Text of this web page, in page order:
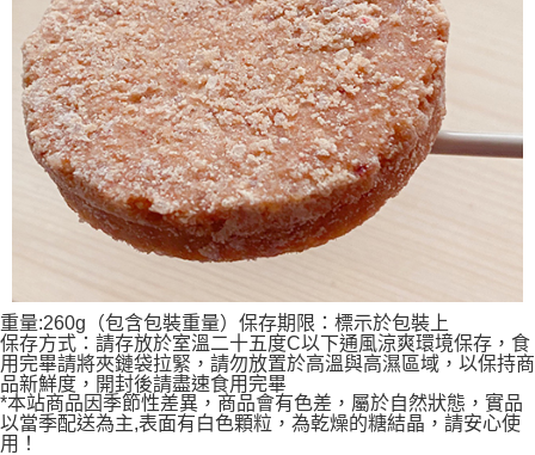
重量:260g（包含包裝重量）保存期限：標示於包裝上
保存方式：請存放於室溫二十五度C以下通風涼爽環境保存，食
用完畢請將夾鏈袋拉緊，請勿放置於高溫與高濕區域，以保持商
品新鮮度，開封後請盡速食用完畢
*本站商品因季節性差異，商品會有色差，屬於自然狀態，實品
以當季配送為主,表面有白色顆粒，為乾燥的糖結晶，請安心使
用！